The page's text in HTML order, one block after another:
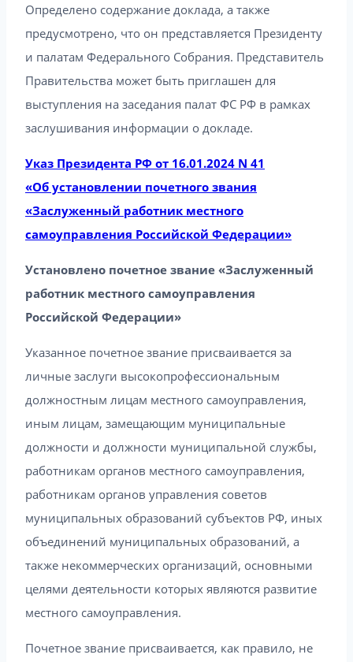
Определено содержание доклада, а также
предусмотрено, что он представляется Президенту
и палатам Федерального Собрания. Представитель
Правительства может быть приглашен для
выступления на заседания палат ФС РФ в рамках
заслушивания информации о докладе.
Указ Президента РФ от 16.01.2024 N 41
«Об установлении почетного звания
«Заслуженный работник местного
самоуправления Российской Федерации»
Установлено почетное звание «Заслуженный
работник местного самоуправления
Российской Федерации»
Указанное почетное звание присваивается за
личные заслуги высокопрофессиональным
должностным лицам местного самоуправления,
иным лицам, замещающим муниципальные
должности и должности муниципальной службы,
работникам органов местного самоуправления,
работникам органов управления советов
муниципальных образований субъектов РФ, иных
объединений муниципальных образований, а
также некоммерческих организаций, основными
целями деятельности которых являются развитие
местного самоуправления.
Почетное звание присваивается, как правило, не